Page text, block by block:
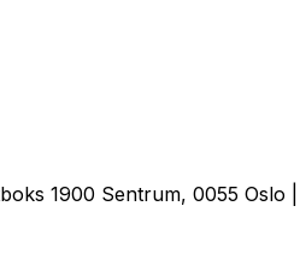
1900 Sentrum, 0055